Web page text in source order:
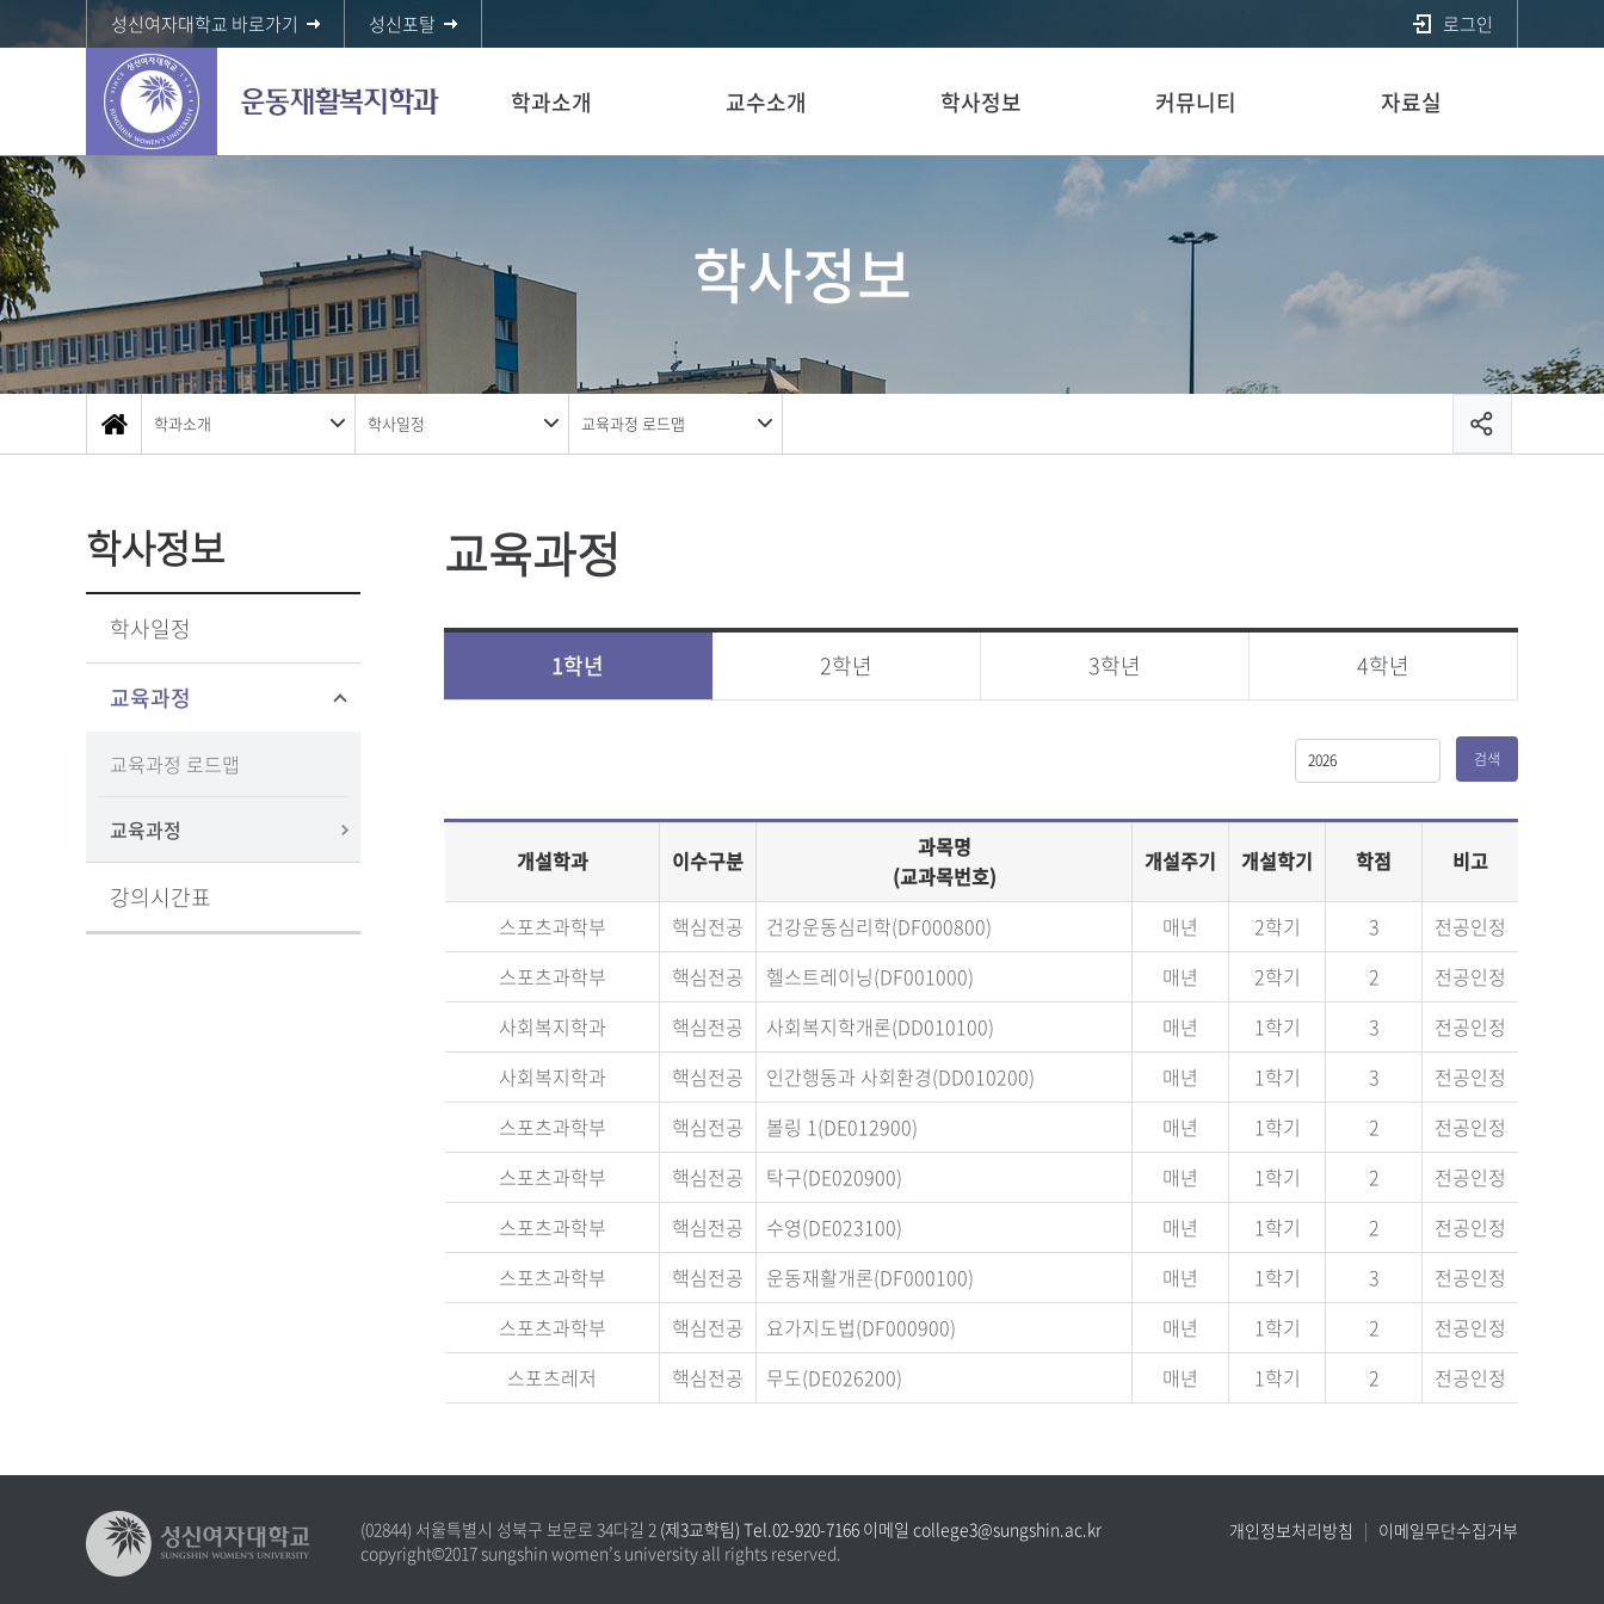
성신여자대학교 바로가기 성신포탈 로그인
학과소개 교수소개 학사정보 커뮤니티 자료실
학사정보
학과소개 학사일정 교육과정 로드맵
학사정보
학사일정
교육과정
교육과정 로드맵
교육과정
강의시간표
교육과정
1학년 2학년 3학년 4학년
검색
개설학과 이수구분
과목명
(교과목번호)
개설주기 개설학기 학점 비고
스포츠과학부 핵심전공 건강운동심리학(DF000800) 매년 2학기 3
전공인정
스포츠과학부
핵심전공 헬스트레이닝(DF001000) 매년 2학기 2
전공인정
사회복지학과
핵심전공 사회복지학개론(DD010100) 매년 1학기 3
전공인정
사회복지학과
핵심전공 인간행동과 사회환경(DD010200) 매년 1학기 3
전공인정
스포츠과학부
핵심전공 볼링 1(DE012900) 매년 1학기 2
전공인정
스포츠과학부
핵심전공 탁구(DE020900) 매년 1학기 2
전공인정
스포츠과학부
핵심전공 수영(DE023100) 매년 1학기 2
전공인정
스포츠과학부
핵심전공 운동재활개론(DF000100) 매년 1학기 3
전공인정
스포츠과학부
핵심전공 요가지도법(DF000900) 매년 1학기 2
전공인정
스포츠레저
핵심전공 무도(DE026200) 매년 1학기 2 전공인정
개인정보처리방침 이메일무단수집거부
(02844) 서울특별시 성북구 보문로 34다길 2 (제3교학팀) Tel.02-920-7166 이메일 college3@sungshin.ac.kr
copyright©2017 sungshin women’s university all rights reserved.